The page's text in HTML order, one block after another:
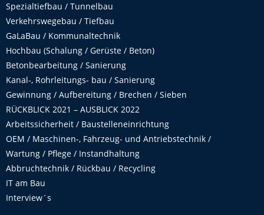
Spezialtiefbau / Tunnelbau
Verkehrswegebau / Tiefbau
GaLaBau / Kommunaltechnik
Hochbau (Schalung / Gerüste / Beton)
Betonbearbeitung / Sanierung
Kanal-, Rohrleitungs- bau / Sanierung
Gewinnung / Aufbereitung / Brechen / Sieben
RÜCKBLICK 2021 – AUSBLICK 2022
Arbeitssicherheit / Baustelleneinrichtung
OEM / Maschinen-, Fahrzeug- und Antriebstechnik /
Wartung / Pflege / Instandhaltung
Abbruchtechnik / Rückbau / Recycling
IT am Bau
Interview´s